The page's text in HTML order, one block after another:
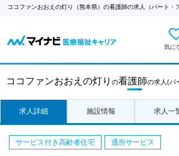
ココファンおおえの灯り（熊本県）の看護師の求人（パート・
気に
ココファンおおえの灯り の看護師の求人 (パ
求人詳細 施設情報 求人一
サービス付き高齢者住宅 通所サービス